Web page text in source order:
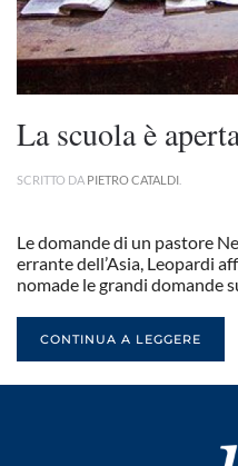
La scuola è
SCRITTO DA PIETRO CATALDI
Le domande di un pastore
errante dell’Asia, Leopardi
nomade le grandi domande
CONTINUA A LEGGERE